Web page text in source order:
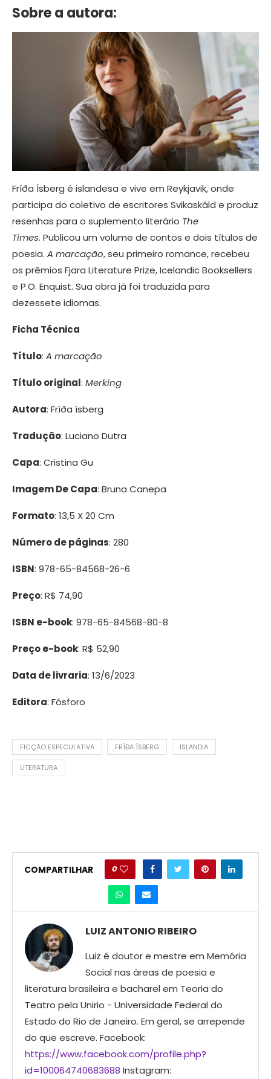
Sobre a autora:
Fríða Ísberg é islandesa e vive em Reykjavik, onde
participa do coletivo de escritores Svikaskáld e produz
resenhas para o suplemento literário The
Times. Publicou um volume de contos e dois títulos de
poesia. A marcação, seu primeiro romance, recebeu
os prêmios Fjara Literature Prize, Icelandic Booksellers
e P.O. Enquist. Sua obra já foi traduzida para
dezessete idiomas.
Ficha Técnica
Título: A marcação
Título original: Merking
Autora: Fríða ísberg
Tradução: Luciano Dutra
Capa: Cristina Gu
Imagem De Capa: Bruna Canepa
Formato: 13,5 X 20 Cm
Número de páginas: 280
ISBN: 978-65-84568-26-6
Preço: R$ 74,90
ISBN e-book: 978-65-84568-80-8
Preço e-book: R$ 52,90
Data de livraria: 13/6/2023
Editora: Fósforo
FICÇÃO ESPECULATIVA FRÍÐA ÍSBERG ISLANDIA
LITERATURA
COMPARTILHAR 0
LUIZ ANTONIO RIBEIRO
Luiz é doutor e mestre em Memória
Social nas áreas de poesia e
literatura brasileira e bacharel em Teoria do
Teatro pela Unirio - Universidade Federal do
Estado do Rio de Janeiro. Em geral, se arrepende
do que escreve. Facebook:
https://www.facebook.com/profile.php?
id=100064740683688 Instagram: